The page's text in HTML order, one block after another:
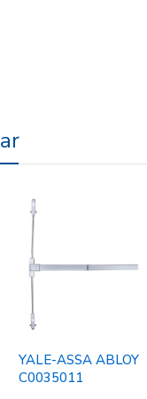
YALE-ASSA ABLOY
C0035011